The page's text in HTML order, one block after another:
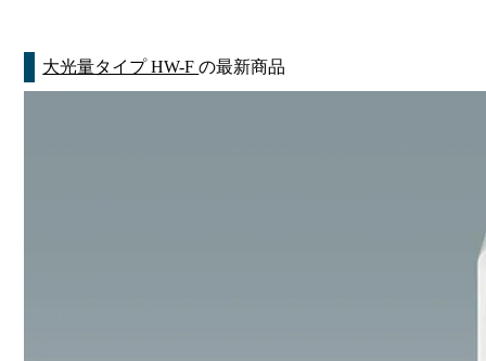
大光量タイプ HW-Fの最新商品